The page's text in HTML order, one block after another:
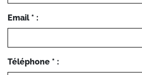
Email * :
Téléphone * :